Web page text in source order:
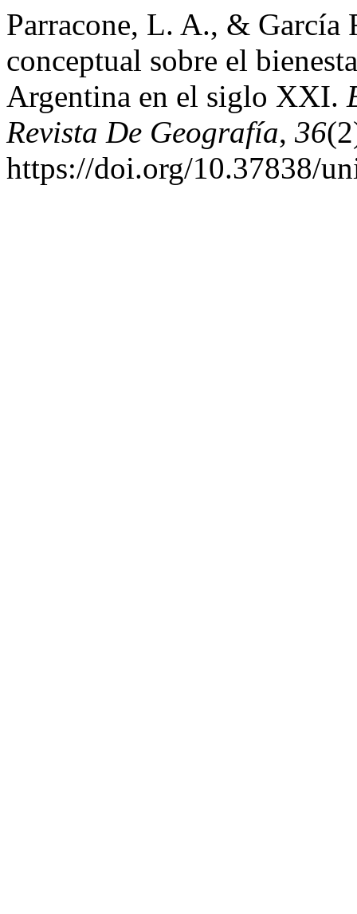
Parracone, L. A., & García
conceptual sobre el
Argentina en el siglo XXI.
Revista De Geografía, 36
https://doi.org/10.37838/